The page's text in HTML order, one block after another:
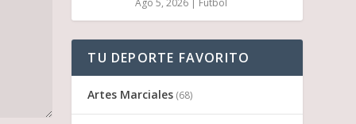
Ago 5, 2026 | Futbol
TU DEPORTE FAVORITO
Artes Marciales (68)